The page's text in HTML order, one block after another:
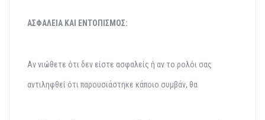
ΑΣΦΑΛΕΙΑ ΚΑΙ ΕΝΤΟΠΙΣΜΟΣ:
Αν νιώθετε ότι δεν είστε ασφαλείς ή αν το ρολόι σας
αντιληφθεί ότι παρουσιάστηκε κάποιο συμβάν, θα